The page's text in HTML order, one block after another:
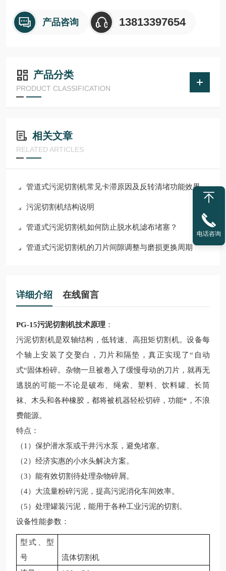
产品咨询 13813397654
产品分类
PRODUCT CLASSIFICATION
相关文章
RELATED ARTICLES
管道式污泥切割机常见卡滞原因及反转清堵功能效果
污泥切割机结构说明
管道式污泥切割机如何防止脱水机滤布堵塞？
管道式污泥切割机的刀片间隙调整与磨损更换周期
详细介绍 在线留言
PG-15污泥切割机技术原理 ：
污泥切割机是双轴结构，低转速、高扭矩切割机。设备每
个轴上安装了交娶白，刀片和隔垫，真正实现了“自动
式“固体粉碎。杂物一旦被卷入了缓慢母动的刀片，就再无
逃脱的可能一不论是破布、绳索、塑料、饮料罐、长筒
袜、木头和各种橡胶，都将被机器轻松切碎，功能*，不浪
费能源。
特点：
（1 ）保护潜水泵或干井污水泵，避免堵塞。
（2）经济实惠的小水头解决方案。
（3）能有效切割待处理杂物碎屑。
（4）大流量粉碎污泥，提高污泥消化车间效率。
（5）处理罐装污泥，能用于各种工业污泥的切割。
设备性能参数：
型式、型
号
流体切割机
电话咨询